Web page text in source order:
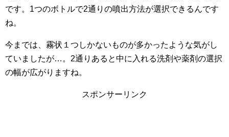
です。1つのボトルで2通りの噴出方法が選択できるんです
ね。
今までは、霧状１つしかないものが多かったような気がし
ていましたが…。2通りあると中に入れる洗剤や薬剤の選択
の幅が広がりますね。
スポンサーリンク